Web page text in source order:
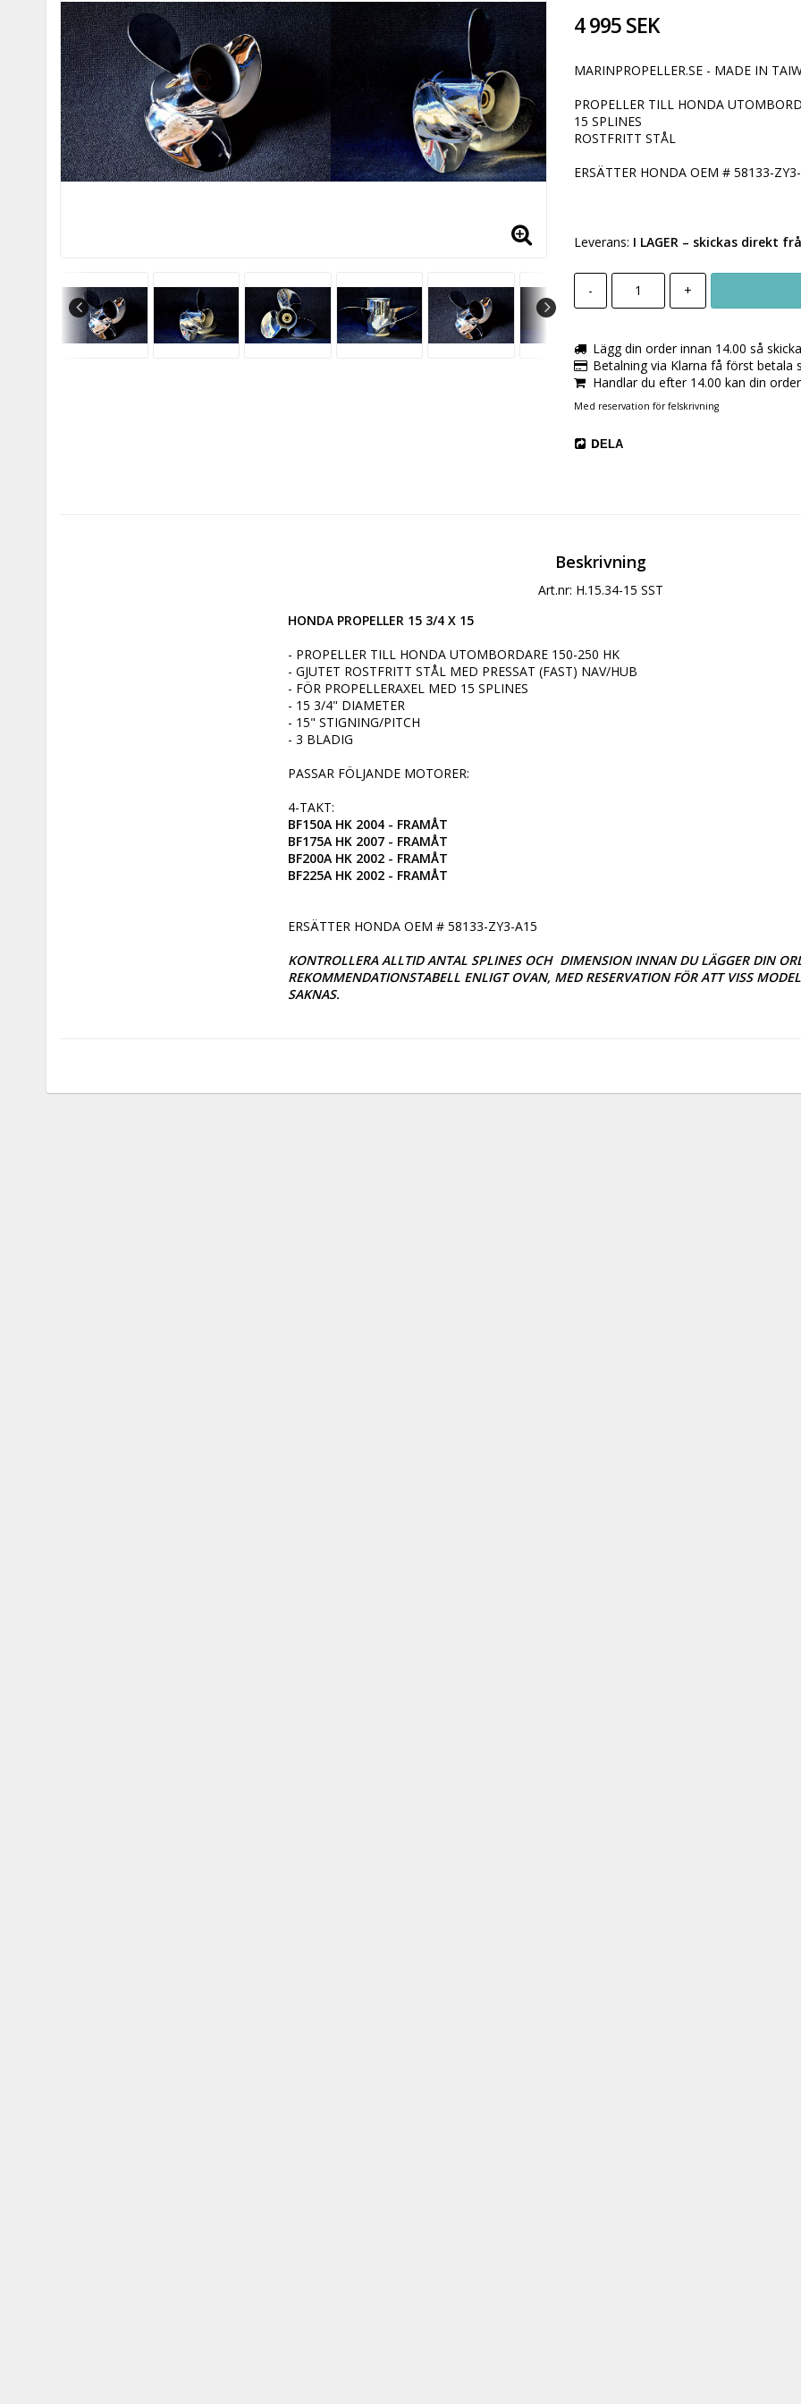
4 995 SEK
MARINPROPELLER.SE - MADE IN
PROPELLER TILL HONDA
15 SPLINES
ROSTFRITT STÅL
ERSÄTTER HONDA OEM # 58133-
Leverans: I LAGER – skickas direkt
- +
Lägg din order innan 14.00 så
Betalning via Klarna få först betala
Handlar du efter 14.00 kan din
Med reservation för felskrivning
DELA
Beskrivning
Art.nr: H.15.34-15 SST
HONDA PROPELLER 15 3/4 X 15
- PROPELLER TILL HONDA UTOMBORDARE 150-250 HK
- GJUTET ROSTFRITT STÅL MED PRESSAT (FAST) NAV/HUB
- FÖR PROPELLERAXEL MED 15 SPLINES
- 15 3/4" DIAMETER
- 15" STIGNING/PITCH
- 3 BLADIG
PASSAR FÖLJANDE MOTORER:
BF150A HK 2004 - FRAMÅT
BF175A HK 2007 - FRAMÅT
BF200A HK 2002 - FRAMÅT
BF225A HK 2002 - FRAMÅT
ERSÄTTER HONDA OEM # 58133-ZY3-A15
KONTROLLERA ALLTID ANTAL SPLINES OCH  DIMENSION INNAN DU LÄGGER DIN
REKOMMENDATIONSTABELL ENLIGT OVAN, MED RESERVATION FÖR ATT VISS
SAKNAS.